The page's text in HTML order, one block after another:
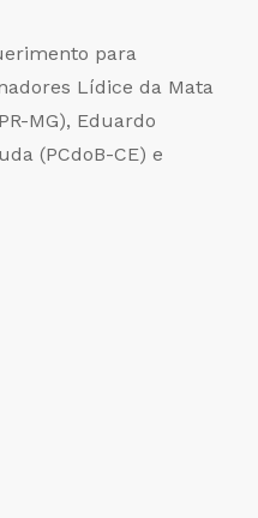
para
Lídice da Mata
MG), Eduardo
(PCdoB-CE) e